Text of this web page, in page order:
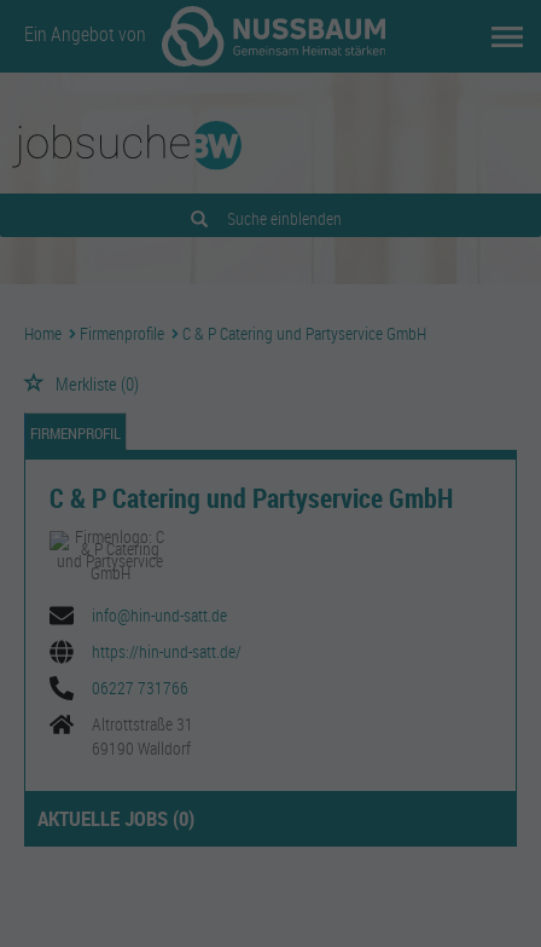
Ein Angebot von
Suche einblenden
Home Firmenprofile C & P Catering und Partyservice GmbH
Merkliste (0)
FIRMENPROFIL
C & P Catering und Partyservice GmbH
info@hin-und-satt.de
https://hin-und-satt.de/
06227 731766
Altrottstraße 31
69190 Walldorf
AKTUELLE JOBS (0)